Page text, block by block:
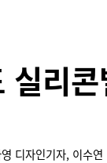
실리
디자인기자, 이수